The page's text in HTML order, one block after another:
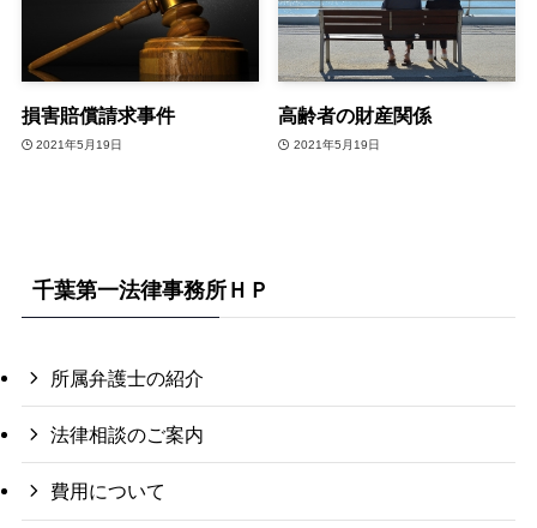
損害賠償請求事件
2021年5月19日
高齢者の財産関係
2021年5月19日
千葉第一法律事務所ＨＰ
所属弁護士の紹介
法律相談のご案内
費用について